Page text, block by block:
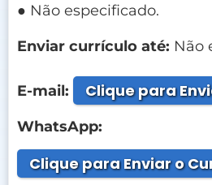
● Não especificado.
Enviar currículo até: Não
E-mail: Clique para
WhatsApp:
Clique para Enviar o